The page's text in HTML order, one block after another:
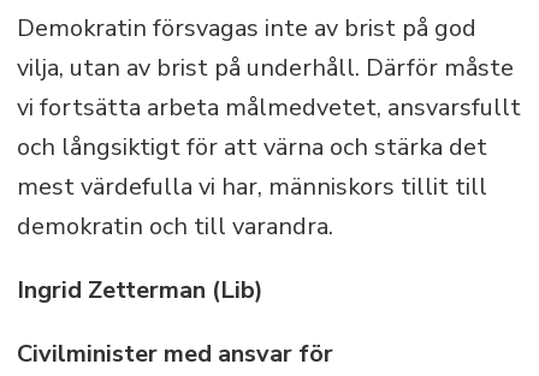
Demokratin försvagas inte av brist på god
vilja, utan av brist på underhåll. Därför måste
vi fortsätta arbeta målmedvetet, ansvarsfullt
och långsiktigt för att värna och stärka det
mest värdefulla vi har, människors tillit till
demokratin och till varandra.
Ingrid Zetterman (Lib)
Civilminister med ansvar för